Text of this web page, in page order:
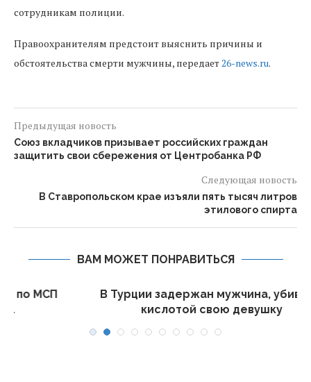
сотрудникам полиции.
Правоохранителям предстоит выяснить причины и
обстоятельства смерти мужчины, передает26-news.ru.
Предыдущая новость
Союз вкладчиков призывает российских граждан
защитить свои сбережения от Центробанка РФ
Следующая новость
В Ставропольском крае изъяли пять тысяч литров
этилового спирта
ВАМ МОЖЕТ ПОНРАВИТЬСЯ
В Турции задержан мужчина, убивший
кислотой свою девушку